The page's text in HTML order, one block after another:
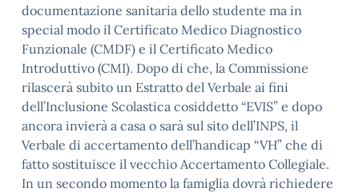
documentazione sanitaria dello studente ma in
special modo il Certificato Medico Diagnostico
Funzionale (CMDF) e il Certificato Medico
Introduttivo (CMI). Dopo di che, la Commissione
rilascerà subito un Estratto del Verbale ai fini
dell’Inclusione Scolastica cosiddetto “EVIS” e dopo
ancora invierà a casa o sarà sul sito dell’INPS, il
Verbale di accertamento dell’handicap “VH” che di
fatto sostituisce il vecchio Accertamento Collegiale.
In un secondo momento la famiglia dovrà richiedere